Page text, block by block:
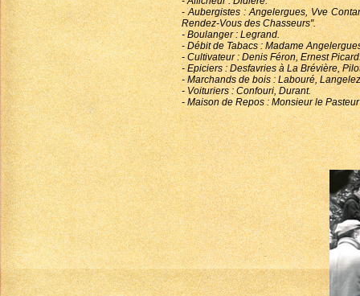
- Aubergistes : Angelergues, Vve
Rendez-Vous des Chasseurs".
- Boulanger : Legrand.
- Débit de Tabacs : Madame
- Cultivateur : Denis Féron, Ernest
- Epiciers : Desfavries à La Brévière,
- Marchands de bois : Labouré,
- Voituriers : Confouri, Durant.
- Maison de Repos : Monsieur le